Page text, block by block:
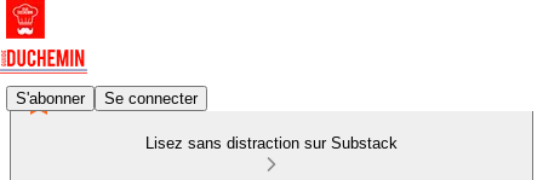
S'abonner Se connecter
Lisez sans distraction sur Substack